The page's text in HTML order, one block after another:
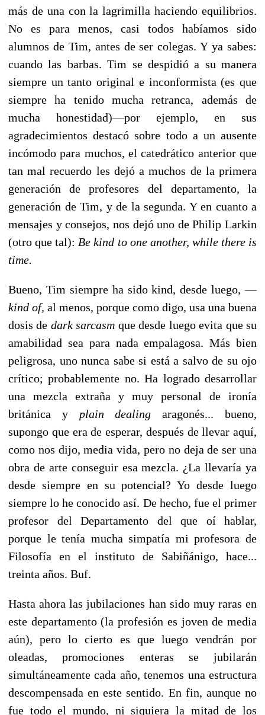
más de una con la lagrimilla haciendo equilibrios.
No es para menos, casi todos habíamos sido
alumnos de Tim, antes de ser colegas. Y ya sabes:
cuando las barbas. Tim se despidió a su manera
siempre un tanto original e inconformista (es que
siempre ha tenido mucha retranca, además de
mucha honestidad)—por ejemplo, en sus
agradecimientos destacó sobre todo a un ausente
incómodo para muchos, el catedrático anterior que
tan mal recuerdo les dejó a muchos de la primera
generación de profesores del departamento, la
generación de Tim, y de la segunda. Y en cuanto a
mensajes y consejos, nos dejó uno de Philip Larkin
(otro que tal): Be kind to one another, while there is
time.
Bueno, Tim siempre ha sido kind, desde luego, —
kind of, al menos, porque como digo, usa una buena
dosis de dark sarcasm que desde luego evita que su
amabilidad sea para nada empalagosa. Más bien
peligrosa, uno nunca sabe si está a salvo de su ojo
crítico; probablemente no. Ha logrado desarrollar
una mezcla extraña y muy personal de ironía
británica y plain dealingaragonés... bueno,
supongo que era de esperar, después de llevar aquí,
como nos dijo, media vida, pero no deja de ser una
obra de arte conseguir esa mezcla. ¿La llevaría ya
desde siempre en su potencial? Yo desde luego
siempre lo he conocido así. De hecho, fue el primer
profesor del Departamento del que oí hablar,
porque le tenía mucha simpatía mi profesora de
Filosofía en el instituto de Sabiñánigo, hace...
treinta años. Buf.
Hasta ahora las jubilaciones han sido muy raras en
este departamento (la profesión es joven de media
aún), pero lo cierto es que luego vendrán por
oleadas, promociones enteras se jubilarán
simultáneamente cada año, tenemos una estructura
descompensada en este sentido. En fin, aunque no
fue todo el mundo, ni siquiera la mitad de los